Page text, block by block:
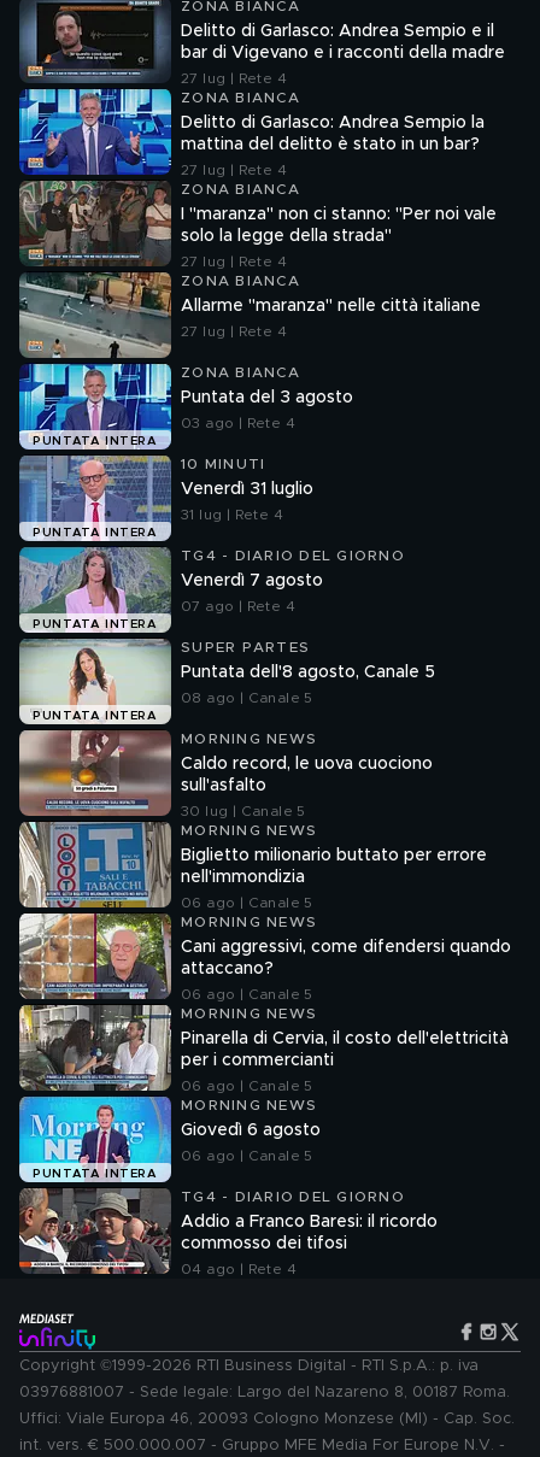
ZONA BIANCA
Delitto di Garlasco: Andrea Sempio e il
bar di Vigevano e i racconti della madre
27 lug | Rete 4
ZONA BIANCA
Delitto di Garlasco: Andrea Sempio la
mattina del delitto è stato in un bar?
27 lug | Rete 4
ZONA BIANCA
I "maranza" non ci stanno: "Per noi vale
solo la legge della strada"
27 lug | Rete 4
ZONA BIANCA
Allarme "maranza" nelle città italiane
27 lug | Rete 4
PUNTATA INTERA
ZONA BIANCA
Puntata del 3 agosto
03 ago | Rete 4
PUNTATA INTERA
10 MINUTI
Venerdì 31 luglio
31 lug | Rete 4
PUNTATA INTERA
TG4 - DIARIO DEL GIORNO
Venerdì 7 agosto
07 ago | Rete 4
PUNTATA INTERA
SUPER PARTES
Puntata dell'8 agosto, Canale 5
08 ago | Canale 5
MORNING NEWS
Caldo record, le uova cuociono
sull'asfalto
30 lug | Canale 5
MORNING NEWS
Biglietto milionario buttato per errore
nell'immondizia
06 ago | Canale 5
MORNING NEWS
Cani aggressivi, come difendersi quando
attaccano?
06 ago | Canale 5
MORNING NEWS
Pinarella di Cervia, il costo dell'elettricità
per i commercianti
06 ago | Canale 5
PUNTATA INTERA
MORNING NEWS
Giovedì 6 agosto
06 ago | Canale 5
TG4 - DIARIO DEL GIORNO
Addio a Franco Baresi: il ricordo
commosso dei tifosi
04 ago | Rete 4
Copyright ©1999-2026 RTI Business Digital - RTI S.p.A.: p. iva
03976881007 - Sede legale: Largo del Nazareno 8, 00187 Roma.
Uffici: Viale Europa 46, 20093 Cologno Monzese (MI) - Cap. Soc.
int. vers. € 500.000.007 - Gruppo MFE Media For Europe N.V. -